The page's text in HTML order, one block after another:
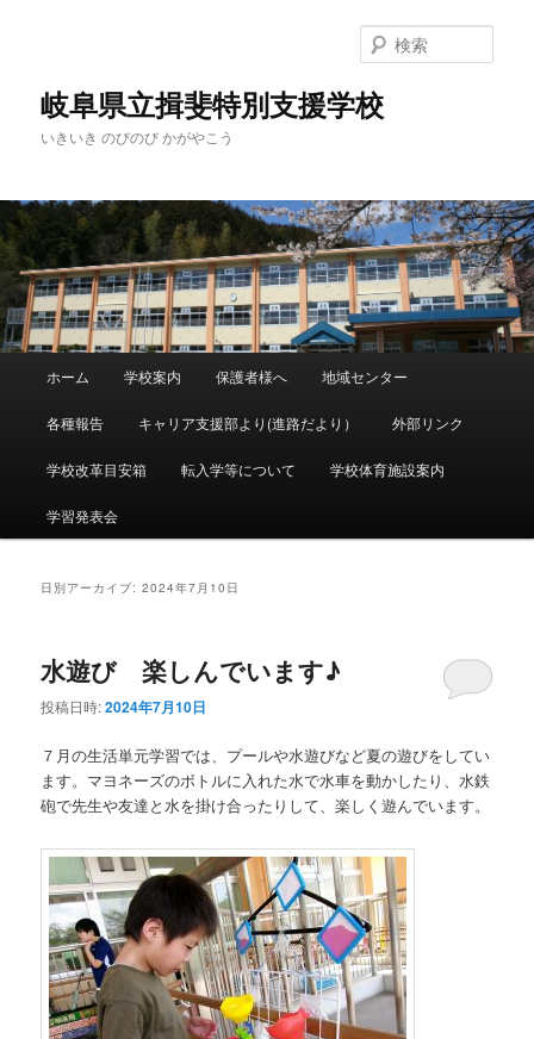
岐阜県立揖斐特別支援学校
いきいき のびのび かがやこう
索
メ
イ
ン
ン
ン
へ
動
サ
ブ
コ
テ
ツ
移
ホーム 学校案内 保護者様へ 地域センター
各種報告 キャリア支援部より(進路だより） 外部リンク
学校改革目安箱 転入学等について 学校体育施設案内
学習発表会
日別アーカイブ:2024年7月10日
水遊び 楽しんでいます♪
投稿日時:2024年7月10日
７月の生活単元学習では、プールや水遊びなど夏の遊びをしてい
ます。マヨネーズのボトルに入れた水で水車を動かしたり、水鉄
砲で先生や友達と水を掛け合ったりして、楽しく遊んでいます。